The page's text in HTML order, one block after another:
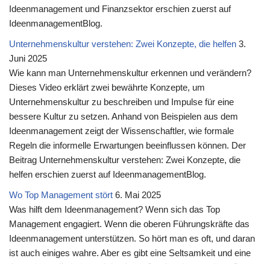
Ideenmanagement und Finanzsektor erschien zuerst auf
IdeenmanagementBlog.
Unternehmenskultur verstehen: Zwei Konzepte, die helfen 3.
Juni 2025
Wie kann man Unternehmenskultur erkennen und verändern?
Dieses Video erklärt zwei bewährte Konzepte, um
Unternehmenskultur zu beschreiben und Impulse für eine
bessere Kultur zu setzen. Anhand von Beispielen aus dem
Ideenmanagement zeigt der Wissenschaftler, wie formale
Regeln die informelle Erwartungen beeinflussen können. Der
Beitrag Unternehmenskultur verstehen: Zwei Konzepte, die
helfen erschien zuerst auf IdeenmanagementBlog.
Wo Top Management stört 6. Mai 2025
Was hilft dem Ideenmanagement? Wenn sich das Top
Management engagiert. Wenn die oberen Führungskräfte das
Ideenmanagement unterstützen. So hört man es oft, und daran
ist auch einiges wahre. Aber es gibt eine Seltsamkeit und eine